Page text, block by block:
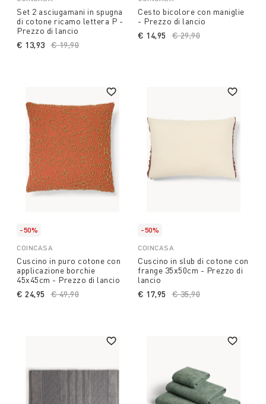
Set 2 asciugamani in spugna
di cotone ricamo lettera P -
Prezzo di lancio
Price reduced from
€ 19,90
€ 13,93
Cesto bicolore con maniglie
- Prezzo di lancio
Price reduced from
€ 29,90
€ 14,95
-50%
COINCASA
Cuscino in puro cotone con
applicazione borchie
45x45cm - Prezzo di lancio
Price reduced from
€ 49,90
€ 24,95
-50%
COINCASA
Cuscino in slub di cotone con
frange 35x50cm - Prezzo di
lancio
Price reduced from
€ 35,90
€ 17,95